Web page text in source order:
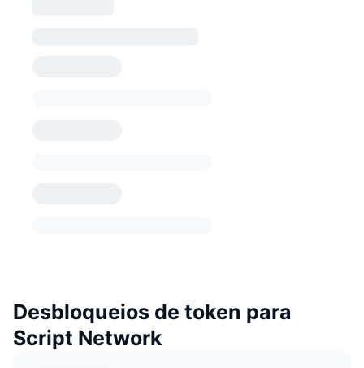
Desbloqueios de token para
Script Network